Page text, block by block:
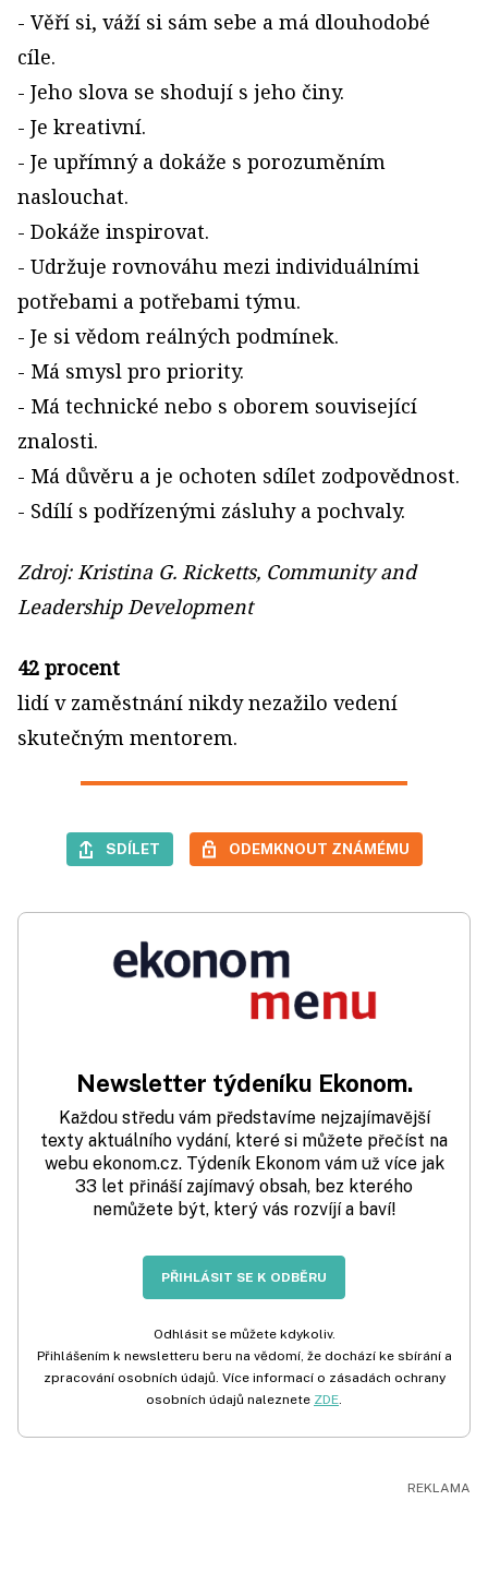
- Věří si, váží si sám sebe a má dlouhodobé
cíle.
- Jeho slova se shodují s jeho činy.
- Je kreativní.
- Je upřímný a dokáže s porozuměním
naslouchat.
- Dokáže inspirovat.
- Udržuje rovnováhu mezi individuálními
potřebami a potřebami týmu.
- Je si vědom reálných podmínek.
- Má smysl pro priority.
- Má technické nebo s oborem související
znalosti.
- Má důvěru a je ochoten sdílet zodpovědnost.
- Sdílí s podřízenými zásluhy a pochvaly.
Zdroj: Kristina G. Ricketts, Community and
Leadership Development
42 procent
lidí v zaměstnání nikdy nezažilo vedení
skutečným mentorem.
SDÍLET ODEMKNOUT ZNÁMÉMU
Newsletter týdeníku Ekonom.
Každou středu vám představíme nejzajímavější
texty aktuálního vydání, které si můžete přečíst na
webu ekonom.cz. Týdeník Ekonom vám už více jak
33 let přináší zajímavý obsah, bez kterého
nemůžete být, který vás rozvíjí a baví!
PŘIHLÁSIT SE K ODBĚRU
Odhlásit se můžete kdykoliv.
Přihlášením k newsletteru beru na vědomí, že dochází ke sbírání a
zpracování osobních údajů. Více informací o zásadách ochrany
osobních údajů naleznete ZDE.